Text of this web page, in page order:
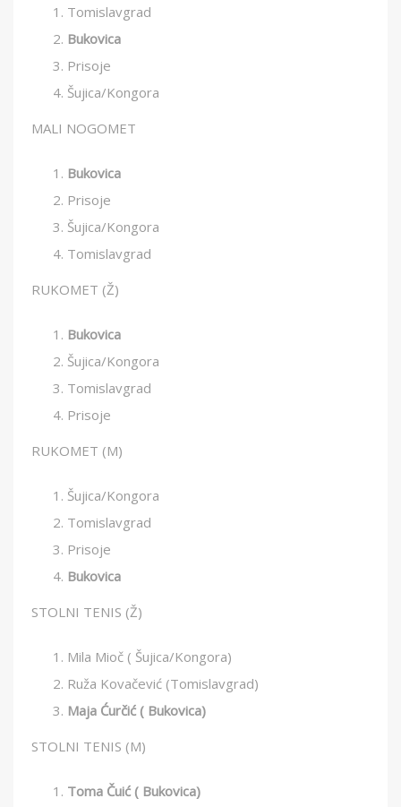
Tomislavgrad
Bukovica
Prisoje
Šujica/Kongora
MALI NOGOMET
Bukovica
Prisoje
Šujica/Kongora
Tomislavgrad
RUKOMET (Ž)
Bukovica
Šujica/Kongora
Tomislavgrad
Prisoje
RUKOMET (M)
Šujica/Kongora
Tomislavgrad
Prisoje
Bukovica
STOLNI TENIS (Ž)
Mila Mioč ( Šujica/Kongora)
Ruža Kovačević (Tomislavgrad)
Maja Ćurčić ( Bukovica)
STOLNI TENIS (M)
Toma Čuić ( Bukovica)